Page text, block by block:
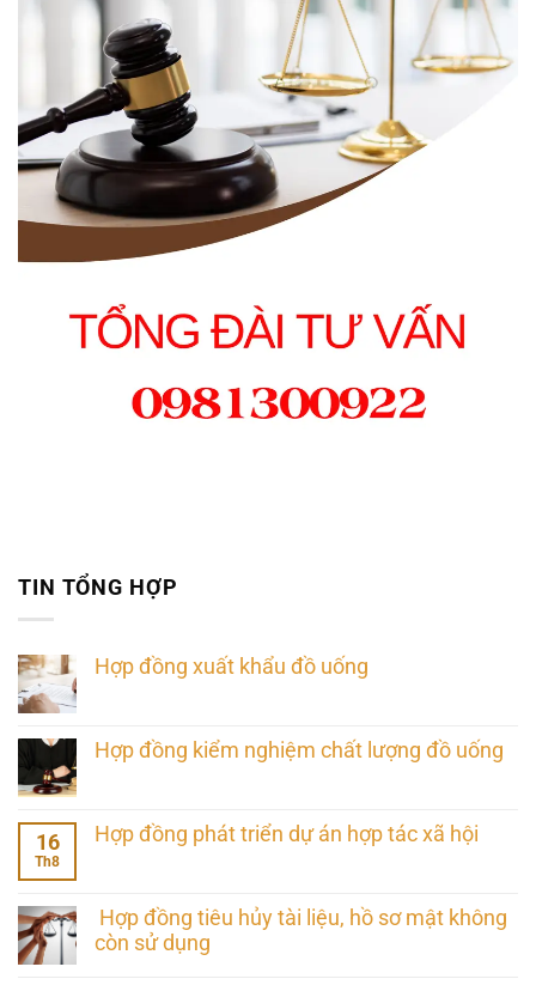
TIN TỔNG HỢP
Hợp đồng xuất khẩu đồ uống
Hợp đồng kiểm nghiệm chất lượng đồ uống
16
Th8
Hợp đồng phát triển dự án hợp tác xã hội
Hợp đồng tiêu hủy tài liệu, hồ sơ mật không
còn sử dụng